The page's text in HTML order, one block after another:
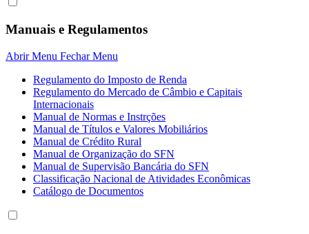
Manuais e Regulamentos
Abrir Menu Fechar Menu
Regulamento do Imposto de Renda
Regulamento do Mercado de Câmbio e Capitais
Internacionais
Manual de Normas e Instrções
Manual de Títulos e Valores Mobiliários
Manual de Crédito Rural
Manual de Organização do SFN
Manual de Supervisão Bancária do SFN
Classificação Nacional de Atividades Econômicas
Catálogo de Documentos